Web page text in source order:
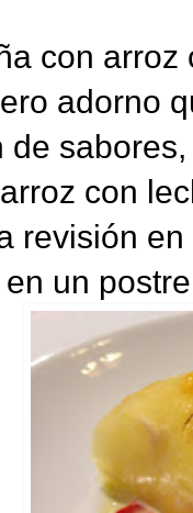
con
adorno
de
con
revisión
un